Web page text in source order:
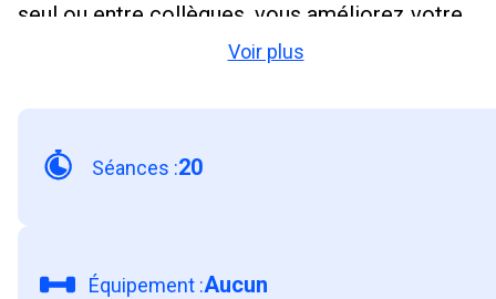
seul ou entre collègues, vous améliorez votre
posture, mobilisez tout votre corps, réduisez le
au top !
Voir plus
20
Séances :
Aucun
Équipement :